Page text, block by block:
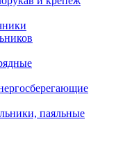
паяльные